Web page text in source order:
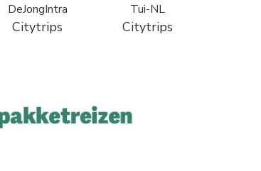
DeJongIntra
Citytrips
Tui-NL
Citytrips